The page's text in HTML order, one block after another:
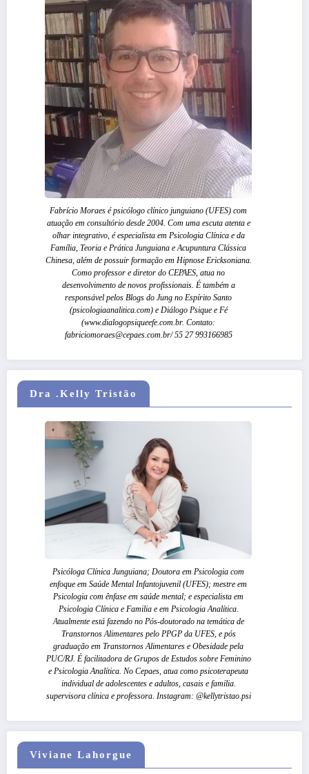
Fabrício Moraes é psicólogo clínico junguiano (UFES) com
atuação em consultório desde 2004. Com uma escuta atenta e
olhar integrativo, é especialista em Psicologia Clínica e da
Família, Teoria e Prática Junguiana e Acupuntura Clássica
Chinesa, além de possuir formação em Hipnose Ericksoniana.
Como professor e diretor do CEPAES, atua no
desenvolvimento de novos profissionais. É também a
responsável pelos Blogs do Jung no Espírito Santo
(psicologiaanalitica.com) e Diálogo Psique e Fé
(www.dialogopsiqueefe.com.br. Contato:
fabriciomoraes@cepaes.com.br/ 55 27 993166985
Dra .Kelly Tristão
Psicóloga Clínica Junguiana; Doutora em Psicologia com
enfoque em Saúde Mental Infantojuvenil (UFES); mestre em
Psicologia com ênfase em saúde mental; e especialista em
Psicologia Clínica e Familia e em Psicologia Analítica.
Atualmente está fazendo no Pós-doutorado na temática de
Transtornos Alimentares pelo PPGP da UFES, e pós
graduação em Transtornos Alimentares e Obesidade pela
PUC/RJ. É facilitadora de Grupos de Estudos sobre Feminino
e Psicologia Analítica. No Cepaes, atua como psicoterapeuta
individual de adolescentes e adultos, casais e familia.
supervisora clínica e professora. Instagram: @kellytristao.psi
Viviane Lahorgue